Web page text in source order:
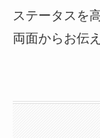
ステータスを
両面からお伝